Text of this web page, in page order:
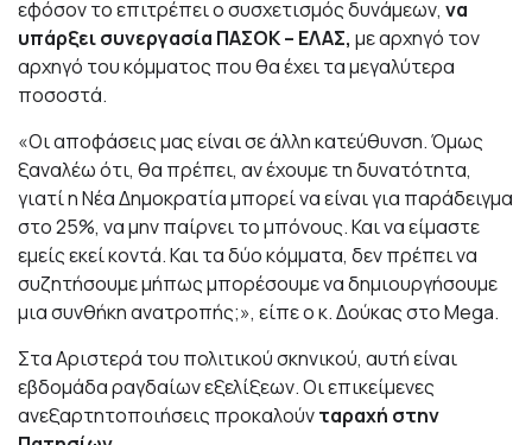
εφόσον το επιτρέπει ο συσχετισμός δυνάμεων, να
υπάρξει συνεργασία ΠΑΣΟΚ – ΕΛΑΣ, με αρχηγό τον
αρχηγό του κόμματος που θα έχει τα μεγαλύτερα
ποσοστά.
«Οι αποφάσεις μας είναι σε άλλη κατεύθυνση. Όμως
ξαναλέω ότι, θα πρέπει, αν έχουμε τη δυνατότητα,
γιατί η Νέα Δημοκρατία μπορεί να είναι για παράδειγμα
στο 25%, να μην παίρνει το μπόνους. Και να είμαστε
εμείς εκεί κοντά. Και τα δύο κόμματα, δεν πρέπει να
συζητήσουμε μήπως μπορέσουμε να δημιουργήσουμε
μια συνθήκη ανατροπής;», είπε ο κ. Δούκας στο Mega.
Στα Αριστερά του πολιτικού σκηνικού, αυτή είναι
εβδομάδα ραγδαίων εξελίξεων. Οι επικείμενες
ανεξαρτητοποιήσεις προκαλούνταραχή στην